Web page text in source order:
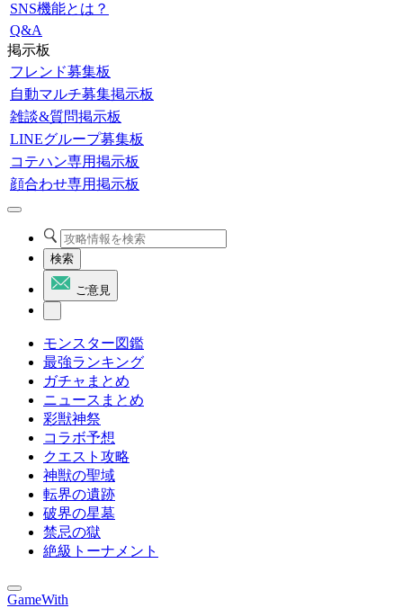
SNS機能とは？
Q&A
掲示板
フレンド募集板
自動マルチ募集掲示板
雑談&質問掲示板
LINEグループ募集板
コテハン専用掲示板
顔合わせ専用掲示板
検索
ご意見
モンスター図鑑
最強ランキング
ガチャまとめ
ニュースまとめ
彩獣神祭
コラボ予想
クエスト攻略
神獣の聖域
転界の遺跡
破界の星墓
禁忌の獄
絶級トーナメント
GameWith